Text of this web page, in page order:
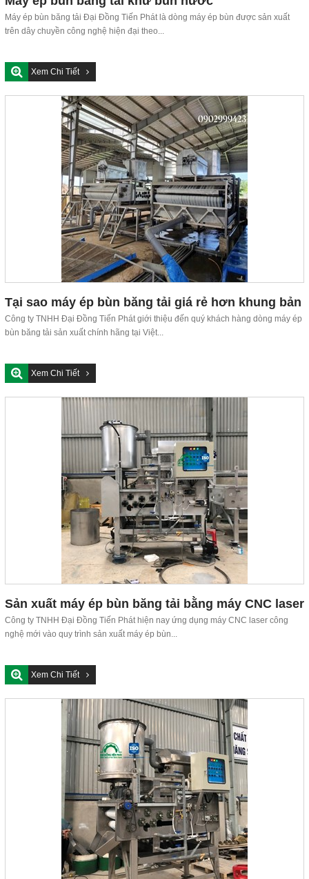
Máy ép bùn băng tải Đại Đồng Tiến Phát là dòng máy ép bùn được sản xuất
trên dây chuyền công nghệ hiện đại theo...
Xem Chi Tiết
Tại sao máy ép bùn băng tải giá rẻ hơn khung bản
và trục vít
Công ty TNHH Đại Đồng Tiến Phát giới thiệu đến quý khách hàng dòng máy ép
bùn băng tải sản xuất chính hãng tại Việt...
Xem Chi Tiết
Sản xuất máy ép bùn băng tải bằng máy CNC laser
công nghệ mới
Công ty TNHH Đại Đồng Tiến Phát hiện nay ứng dụng máy CNC laser công
nghệ mới vào quy trình sản xuất máy ép bùn...
Xem Chi Tiết